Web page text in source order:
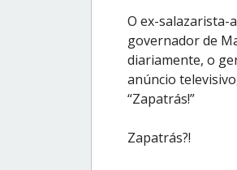
O ex-
governador de
diariamente, o
anúncio
“Zapatrás!”
Zapatrás?!